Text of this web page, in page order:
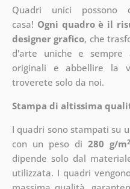
Quadri unici possono
casa! Ogni quadro è il
designer grafico, che
d'arte uniche e sempre
originali e abbellire la
troverete solo da noi.
Stampa di altissima
I quadri sono stampati su
con un peso di 280 g/m2
dipende solo dal
utilizzata. I quadri